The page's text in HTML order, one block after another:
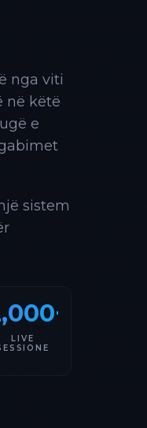
nga viti
në këtë
e
sistem
LIVE